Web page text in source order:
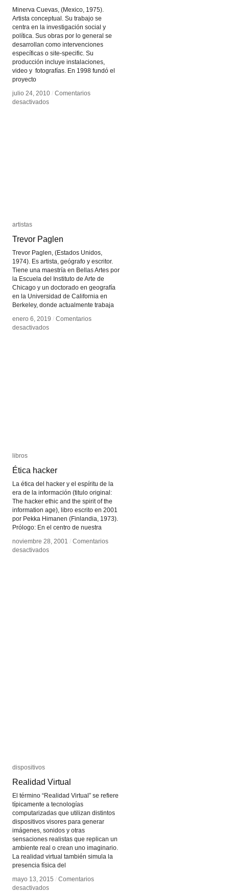
Minerva Cuevas, (Mexico, 1975).
Artista conceptual. Su trabajo se
centra en la investigación social y
política. Sus obras por lo general se
desarrollan como intervenciones
específicas o site-specific. Su
producción incluye instalaciones,
video y fotografías. En 1998 fundó el
proyecto
julio 24, 2010 / Comentarios
desactivadosen
julio 24, 2010 / Comentarios
desactivadosen
artistas
Trevor Paglen
Trevor Paglen, (Estados Unidos,
1974). Es artista, geógrafo y escritor.
Tiene una maestría en Bellas Artes por
la Escuela del Instituto de Arte de
Chicago y un doctorado en geografía
en la Universidad de California en
Berkeley, donde actualmente trabaja
enero 6, 2019 / Comentarios
desactivadosen
artistas
Trevor Paglen
enero 6, 2019 / Comentarios
desactivadosen
libros
Ética hacker
La ética del hacker y el espíritu de la
era de la información (titulo original:
The hacker ethic and the spirit of the
information age), libro escrito en 2001
por Pekka Himanen (Finlandia, 1973).
Prólogo: En el centro de nuestra
noviembre 28, 2001 / Comentarios
desactivadosen
libros
Ética hacker
noviembre 28, 2001 / Comentarios
desactivadosen
dispositivos
Realidad Virtual
El término “Realidad Virtual” se refiere
típicamente a tecnologías
computarizadas que utilizan distintos
dispositivos visores para generar
imágenes, sonidos y otras
sensaciones realistas que replican un
ambiente real o crean uno imaginario.
La realidad virtual también simula la
presencia física del
mayo 13, 2015 / Comentarios
desactivadosen
dispositivos
Realidad Virtual
mayo 13, 2015 / Comentarios
desactivadosen